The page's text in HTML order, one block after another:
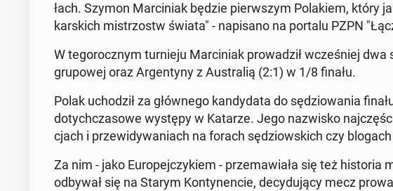
łach. Szymon Mar­ci­niak będzie pierw­szym Po­la­kiem, który
kar­skich mi­strzostw świata" - na­pi­sa­no na portalu PZPN
W te­go­rocz­nym tur­nie­ju Mar­ci­niak pro­wa­dził wcze­śniej dwa
gru­po­wej oraz Ar­gen­ty­ny z Au­stra­lią (2:1) w 1/8 finału.
Polak ucho­dził za głów­ne­go kan­dy­da­ta do sę­dzio­wa­nia
do­tych­cza­so­we występy w Katarze. Jego na­zwi­sko
cjach i prze­wi­dy­wa­niach na forach sę­dziow­skich czy
Za nim - jako Eu­ro­pej­czy­kiem - prze­ma­wia­ła się też hi­sto­ria
odbywał się na Starym Kon­ty­nen­cie, de­cy­du­ją­cy mecz